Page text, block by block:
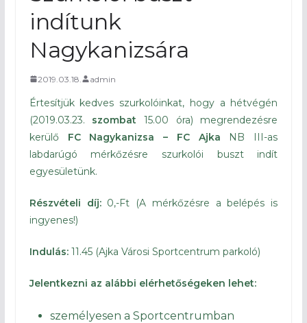
indítunk
Nagykanizsára
2019.03.18. admin
Értesítjük kedves szurkolóinkat, hogy a hétvégén
(2019.03.23. szombat 15.00 óra) megrendezésre
kerülő FC Nagykanizsa – FC Ajka NB III-as
labdarúgó mérkőzésre szurkolói buszt indít
egyesületünk.
Részvételi díj:0,-Ft (A mérkőzésre a belépés is
ingyenes!)
Indulás:11.45 (Ajka Városi Sportcentrum parkoló)
Jelentkezni az alábbi elérhetőségeken lehet:
személyesen a Sportcentrumban